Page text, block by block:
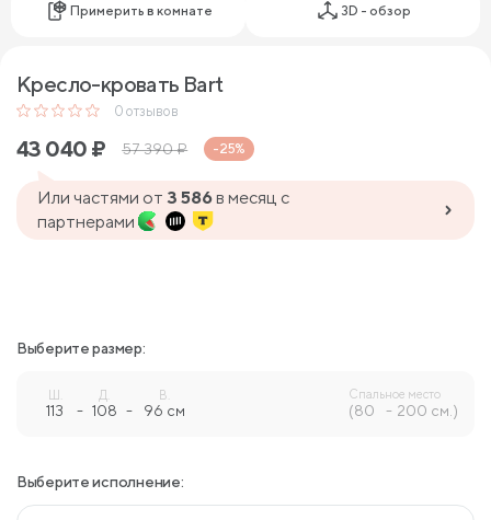
Примерить в комнате 3D - обзор
Кресло-кровать Bart
0 отзывов
43 040 ₽ 57 390₽ -25%
Или частями от 3 586в месяц с
партнерами
Выберите размер:
Ш.
113 -
Д.
108 -
В.
96 см
Спальное место
(80 200 см.)
Выберите исполнение: